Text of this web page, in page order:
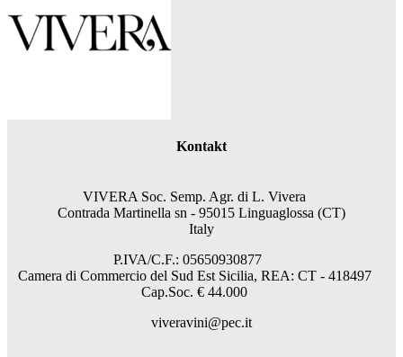
Kontakt
VIVERA Soc. Semp. Agr. di L. Vivera
Contrada Martinella sn - 95015 Linguaglossa (CT)
Italy
P.IVA/C.F.: 05650930877
Camera di Commercio del Sud Est Sicilia, REA: CT - 418497
Cap.Soc. € 44.000
viveravini@pec.it